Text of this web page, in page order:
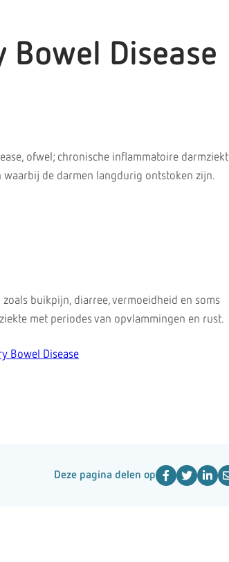
Disease
ofwel; chronische inflammatoire
waarbij de darmen langdurig ontstoken zijn.
buikpijn, diarree, vermoeidheid en soms
met periodes van opvlammingen en rust.
Bowel Disease
Deze pagina delen op